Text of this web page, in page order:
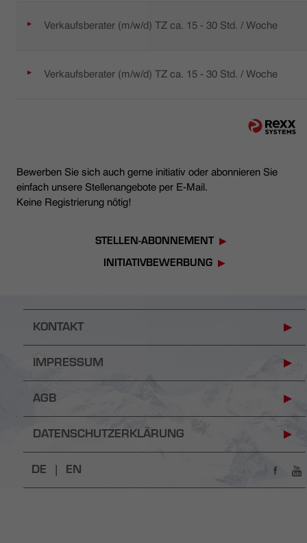
Verkaufsberater (m/w/d) TZ ca. 15 - 30 Std. / Woche
Verkaufsberater (m/w/d) TZ ca. 15 - 30 Std. / Woche
Bewerben Sie sich auch gerne initiativ oder abonnieren Sie
einfach unsere Stellenangebote per E-Mail.
Keine Registrierung nötig!
STELLEN-ABONNEMENT
INITIATIVBEWERBUNG
KONTAKT
IMPRESSUM
AGB
DATENSCHUTZERKLÄRUNG
DE | EN